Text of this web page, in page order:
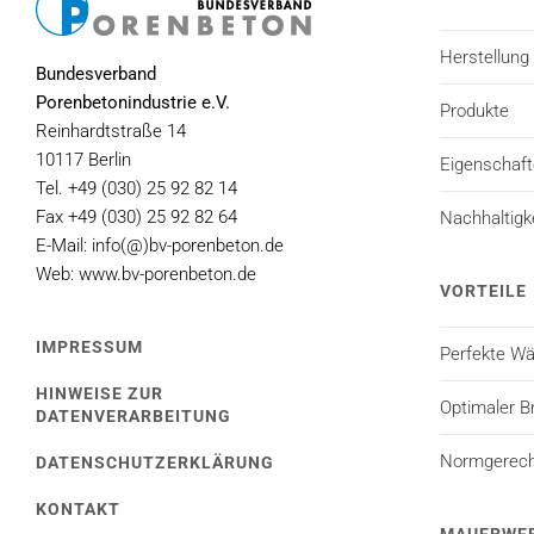
Bundesverband
Porenbetonindustrie e.V.
Reinhardtstraße 14
10117 Berlin
Tel. +49 (030) 25 92 82 14
Fax +49 (030) 25 92 82 64
E-Mail: info(@)bv-porenbeton.de
Web: www.bv-porenbeton.de
IMPRESSUM
HINWEISE ZUR
DATENVERARBEITUNG
DATENSCHUTZERKLÄRUNG
KONTAKT
Herstellung
Produkte
VORTEILE
Perfekte
Optimaler